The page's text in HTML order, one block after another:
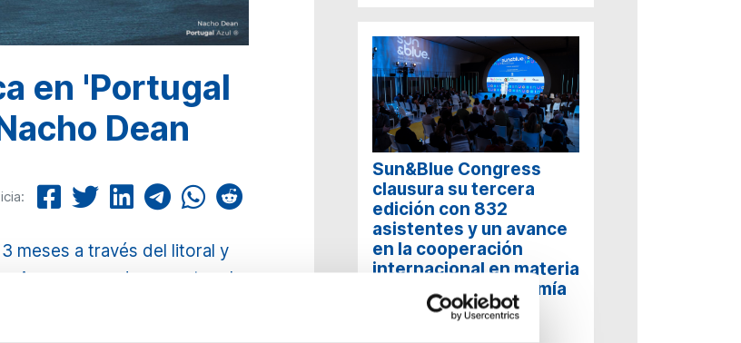
en 'Portugal
Dean
meses a través del litoral y
Azores para documentar el
Sun&Blue Congress
clausura su tercera
edición con 832
asistentes y un avance
en la cooperación
internacional en materia
de Turismo y Economía